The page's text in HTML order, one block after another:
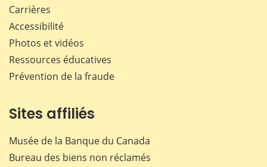
Carrières
Accessibilité
Photos et vidéos
Ressources éducatives
Prévention de la fraude
Sites affiliés
Musée de la Banque du Canada
Bureau des biens non réclamés